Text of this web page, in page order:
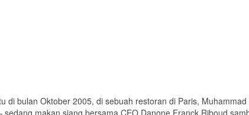
di bulan Oktober 2005, di sebuah restoran di Paris,
makan siang bersama CEO Danone Franck Riboud